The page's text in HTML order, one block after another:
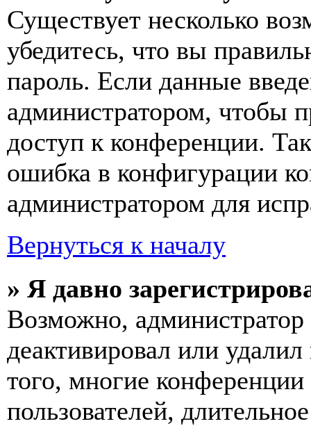
Существует несколько
убедитесь, что вы
пароль. Если данные
администратором, чтобы
доступ к конференции.
ошибка в конфигурации
администратором для
Вернуться к началу
» Я давно
Возможно,
деактивировал или
того, многие
пользователей,